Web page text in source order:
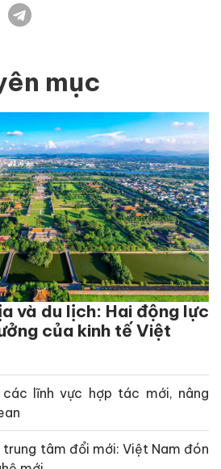
mục
và du lịch: Hai động lực
của kinh tế Việt
lĩnh vực hợp tác mới, nâng
trung tâm đổi mới: Việt Nam đón